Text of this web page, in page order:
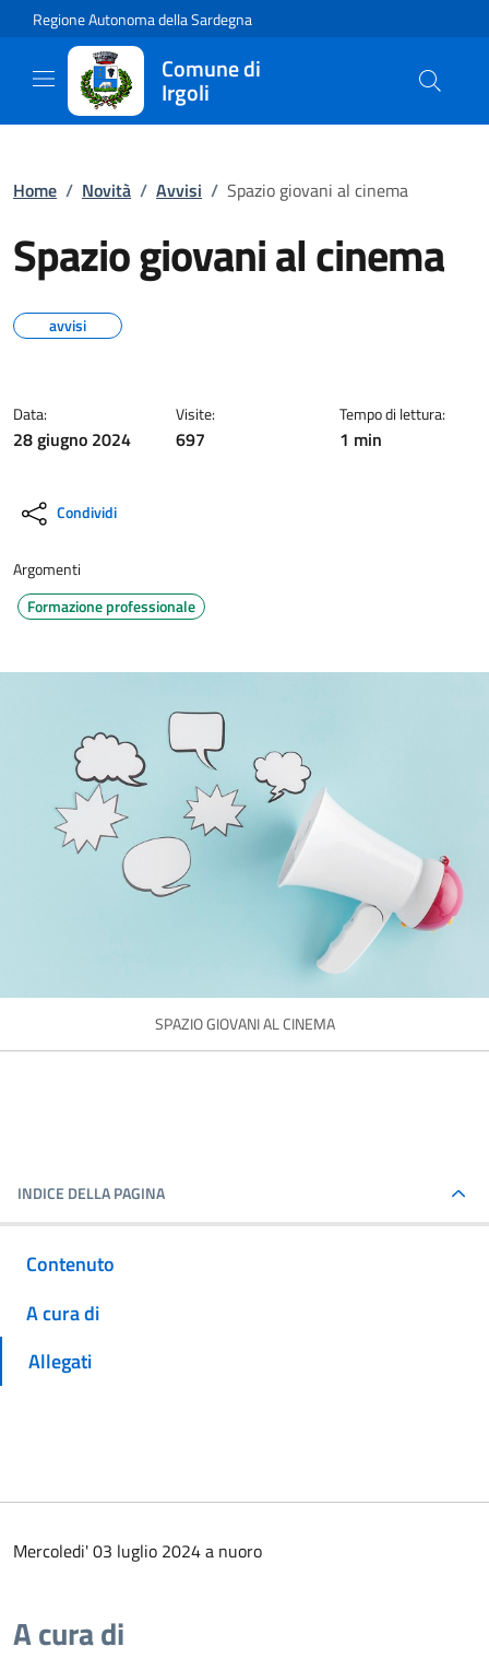
Regione Autonoma della Sardegna
Comune di
Irgoli
Home / Novità / Avvisi / Spazio giovani al cinema
Spazio giovani al cinema
avvisi
Data:
28 giugno 2024
Visite:
697
Tempo di lettura:
1 min
Condividi
Argomenti
Formazione professionale
SPAZIO GIOVANI AL CINEMA
INDICE DELLA PAGINA
Contenuto
A cura di
Allegati
Mercoledi' 03 luglio 2024 a nuoro
A cura di